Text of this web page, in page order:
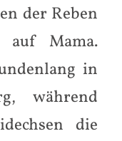
der Reben
Mama.
in
während
die